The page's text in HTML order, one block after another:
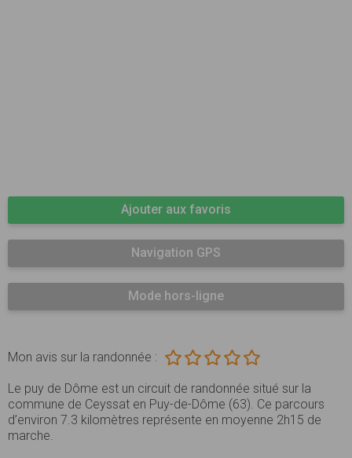
Ajouter aux favoris
Navigation GPS
Mode hors-ligne
Mon avis sur la randonnée :
Le puy de Dôme est un circuit de randonnée situé sur la
commune de Ceyssat en Puy-de-Dôme (63). Ce parcours
d’environ 7.3 kilomètres représente en moyenne 2h15 de
marche.